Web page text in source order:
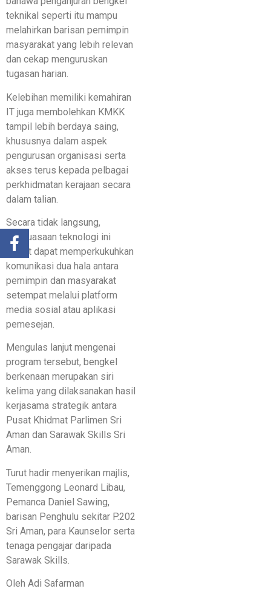
teknikal seperti itu mampu
melahirkan barisan pemimpin
masyarakat yang lebih relevan
dan cekap menguruskan
tugasan harian.
​Kelebihan memiliki kemahiran
IT juga membolehkan KMKK
tampil lebih berdaya saing,
khususnya dalam aspek
pengurusan organisasi serta
akses terus kepada pelbagai
perkhidmatan kerajaan secara
dalam talian.
​Secara tidak langsung,
penguasaan teknologi ini
dilihat dapat memperkukuhkan
komunikasi dua hala antara
pemimpin dan masyarakat
setempat melalui platform
media sosial atau aplikasi
pemesejan.
​Mengulas lanjut mengenai
program tersebut, bengkel
berkenaan merupakan siri
kelima yang dilaksanakan hasil
kerjasama strategik antara
Pusat Khidmat Parlimen Sri
Aman dan Sarawak Skills Sri
Aman.
​Turut hadir menyerikan majlis,
Temenggong Leonard Libau,
Pemanca Daniel Sawing,
barisan Penghulu sekitar P.202
Sri Aman, para Kaunselor serta
tenaga pengajar daripada
Sarawak Skills.
Oleh Adi Safarman